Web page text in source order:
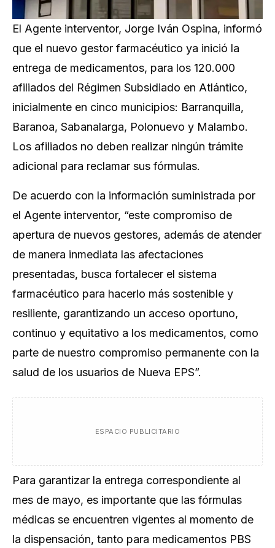
El Agente interventor, Jorge Iván Ospina, informó
que el nuevo gestor farmacéutico ya inició la
entrega de medicamentos, para los 120.000
afiliados del Régimen Subsidiado en Atlántico,
inicialmente en cinco municipios: Barranquilla,
Baranoa, Sabanalarga, Polonuevo y Malambo.
Los afiliados no deben realizar ningún trámite
adicional para reclamar sus fórmulas.
De acuerdo con la información suministrada por
el Agente interventor, “este compromiso de
apertura de nuevos gestores, además de atender
de manera inmediata las afectaciones
presentadas, busca fortalecer el sistema
farmacéutico para hacerlo más sostenible y
resiliente, garantizando un acceso oportuno,
continuo y equitativo a los medicamentos, como
parte de nuestro compromiso permanente con la
salud de los usuarios de Nueva EPS”.
ESPACIO PUBLICITARIO
Para garantizar la entrega correspondiente al
mes de mayo, es importante que las fórmulas
médicas se encuentren vigentes al momento de
la dispensación, tanto para medicamentos PBS